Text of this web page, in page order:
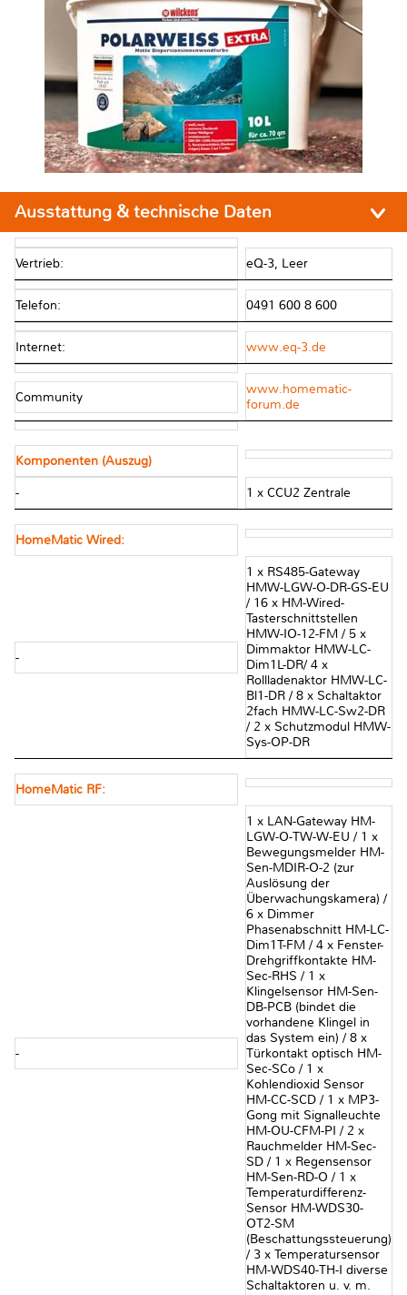
Ausstattung & technische Daten
Vertrieb: eQ-3, Leer
Telefon: 0491 600 8 600
Internet: www.eq-3.de
Community
www.homematic-
forum.de
Komponenten (Auszug)
- 1 x CCU2 Zentrale
HomeMatic Wired:
-
1 x RS485-Gateway
HMW-LGW-O-DR-GS-EU
/ 16 x HM-Wired-
Tasterschnittstellen
HMW-IO-12-FM / 5 x
Dimmaktor HMW-LC-
Dim1L-DR/ 4 x
Rollladenaktor HMW-LC-
Bl1-DR / 8 x Schaltaktor
2fach HMW-LC-Sw2-DR
/ 2 x Schutzmodul HMW-
Sys-OP-DR
HomeMatic RF:
-
1 x LAN-Gateway HM-
LGW-O-TW-W-EU / 1 x
Bewegungsmelder HM-
Sen-MDIR-O-2 (zur
Auslösung der
Überwachungskamera) /
6 x Dimmer
Phasenabschnitt HM-LC-
Dim1T-FM / 4 x Fenster-
Drehgriffkontakte HM-
Sec-RHS / 1 x
Klingelsensor HM-Sen-
DB-PCB (bindet die
vorhandene Klingel in
das System ein) / 8 x
Türkontakt optisch HM-
Sec-SCo / 1 x
Kohlendioxid Sensor
HM-CC-SCD / 1 x MP3-
Gong mit Signalleuchte
HM-OU-CFM-PI / 2 x
Rauchmelder HM-Sec-
SD / 1 x Regensensor
HM-Sen-RD-O / 1 x
Temperaturdifferenz-
Sensor HM-WDS30-
OT2-SM
(Beschattungssteuerung)
/ 3 x Temperatursensor
HM-WDS40-TH-I diverse
Schaltaktoren u. v. m.